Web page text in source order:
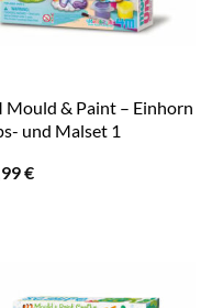
Mould & Paint – Einhorn
und Malset 1
€